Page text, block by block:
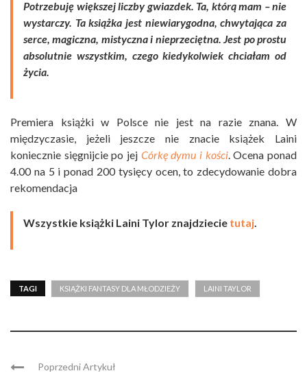
Potrzebuję większej liczby gwiazdek. Ta, którą mam – nie
wystarczy. Ta książka jest niewiarygodna, chwytająca za
serce, magiczna, mistyczna i nieprzeciętna. Jest po prostu
absolutnie wszystkim, czego kiedykolwiek chciałam od
życia.
Premiera książki w Polsce nie jest na razie znana. W
międzyczasie, jeżeli jeszcze nie znacie książek Laini
koniecznie sięgnijcie po jej Córkę dymu i kości. Ocena ponad
4.00 na 5 i ponad 200 tysięcy ocen, to zdecydowanie dobra
rekomendacja
Wszystkie książki Laini Tylor znajdziecie tutaj.
TAGI KSIĄŻKI FANTASY DLA MŁODZIEŻY LAINI TAYLOR
Poprzedni Artykuł